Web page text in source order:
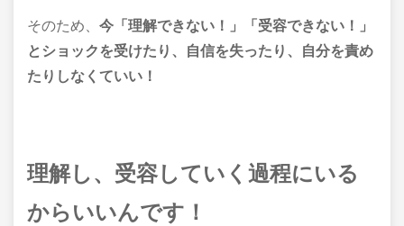
そのため、 今「理解できない！」「受容できない！」
とショックを受けたり、自信を失ったり、自分を責め
たりしなくていい！
理解し、受容していく過程にいる
からいいんです！